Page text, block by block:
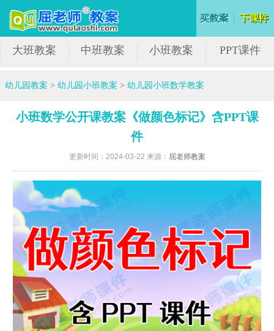
大班教案 中班教案 小班教案 PPT课件
幼儿园教案 >幼儿园小班教案 >幼儿园小班数学教案
小班数学公开课教案《做颜色标记》含PPT课
件
更新时间：2024-03-22 来源： 屈老师教案